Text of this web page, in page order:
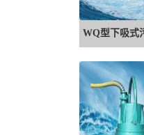
WQ型下吸式
潜水电